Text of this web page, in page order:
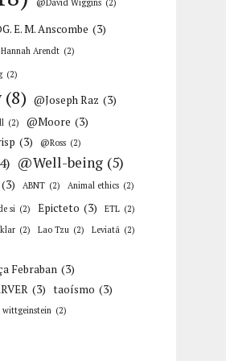
@David Wiggins (2)
E. M. Anscombe (3)
Arendt (2)
(2)
(8) @Joseph Raz (3)
(2) @Moore (3)
(3) @Ross (2)
@Well-being (5)
(3) ABNT (2) Animal ethics (2)
si (2) Epicteto (3) ETL (2)
(2) Lao Tzu (2) Leviatã (2)
Febraban (3)
(3) taoísmo (3)
wittgeinstein (2)